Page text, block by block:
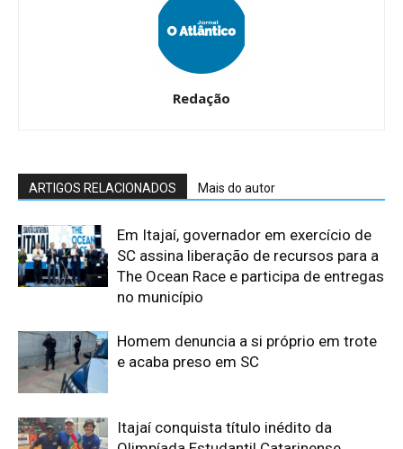
Redação
ARTIGOS RELACIONADOS Mais do autor
Em Itajaí, governador em exercício de
SC assina liberação de recursos para a
The Ocean Race e participa de entregas
no município
Homem denuncia a si próprio em trote
e acaba preso em SC
Itajaí conquista título inédito da